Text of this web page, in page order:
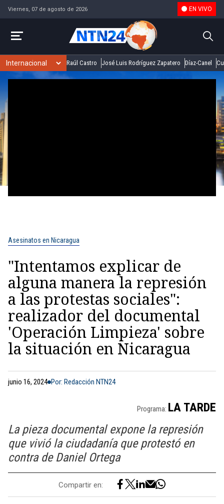
Viernes, 07 de agosto de 2026 EN VIVO
Raúl Castro José Luis Rodríguez Zapatero Díaz-Canel
Asesinatos en Nicaragua
"Intentamos explicar de
alguna manera la represión
a las protestas sociales":
realizador del documental
'Operación Limpieza' sobre
la situación en Nicaragua
junio 16, 2024 Por: Redacción NTN24
Programa: LA TARDE
La pieza documental expone la represión
que vivió la ciudadanía que protestó en
contra de Daniel Ortega
Compartir en: